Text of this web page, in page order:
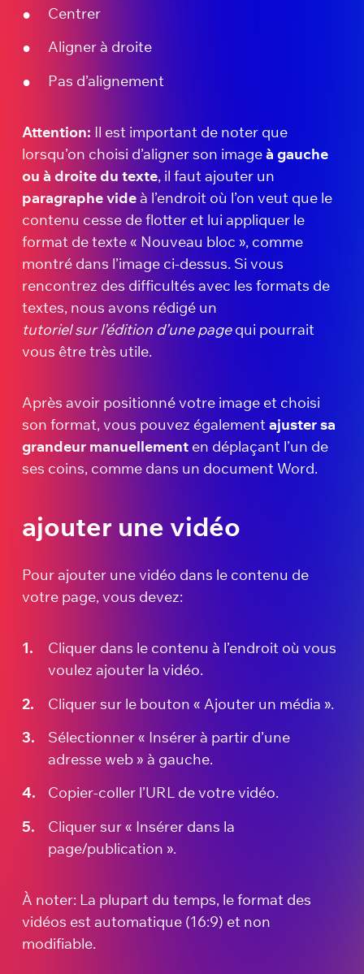
Centrer
Aligner à droite
Pas d’alignement
Attention: Il est important de noter que
lorsqu’on choisi d’aligner son imageà gauche
ou à droite du texte, il faut ajouter un
paragraphe videà l’endroit où l’on veut que le
contenu cesse de flotter et lui appliquer le
format de texte « Nouveau bloc », comme
montré dans l’image ci-dessus. Si vous
rencontrez des difficultés avec les formats de
textes, nous avons rédigé un
tutoriel sur l’édition d’une pagequi pourrait
vous être très utile.
Après avoir positionné votre image et choisi
son format, vous pouvez égalementajuster sa
grandeur manuellement en déplaçant l’un de
ses coins, comme dans un document Word.
ajouter une vidéo
Pour ajouter une vidéo dans le contenu de
votre page, vous devez:
Cliquer dans le contenu à l’endroit où vous
voulez ajouter la vidéo.
Cliquer sur le bouton « Ajouter un média ».
Sélectionner « Insérer à partir d’une
adresse web » à gauche.
Copier-coller l’URL de votre vidéo.
Cliquer sur « Insérer dans la
page/publication ».
À noter: La plupart du temps, le format des
vidéos est automatique (16:9) et non
modifiable.